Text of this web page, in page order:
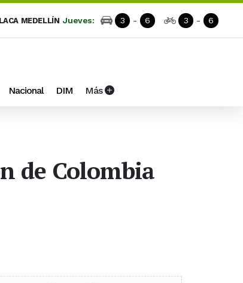
MEDELLÍN Jueves: 3 - 6 3 - 6
Nacional DIM Más
de Colombia